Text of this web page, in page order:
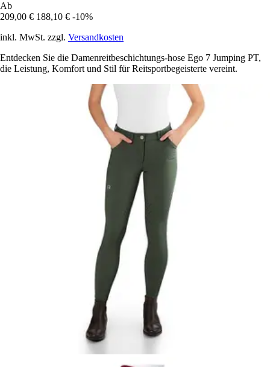
Ab
209,00 € 188,10 € -10%
inkl. MwSt. zzgl. Versandkosten
Entdecken Sie die Damenreitbeschichtungs-hose Ego 7 Jumping PT,
die Leistung, Komfort und Stil für Reitsportbegeisterte vereint.